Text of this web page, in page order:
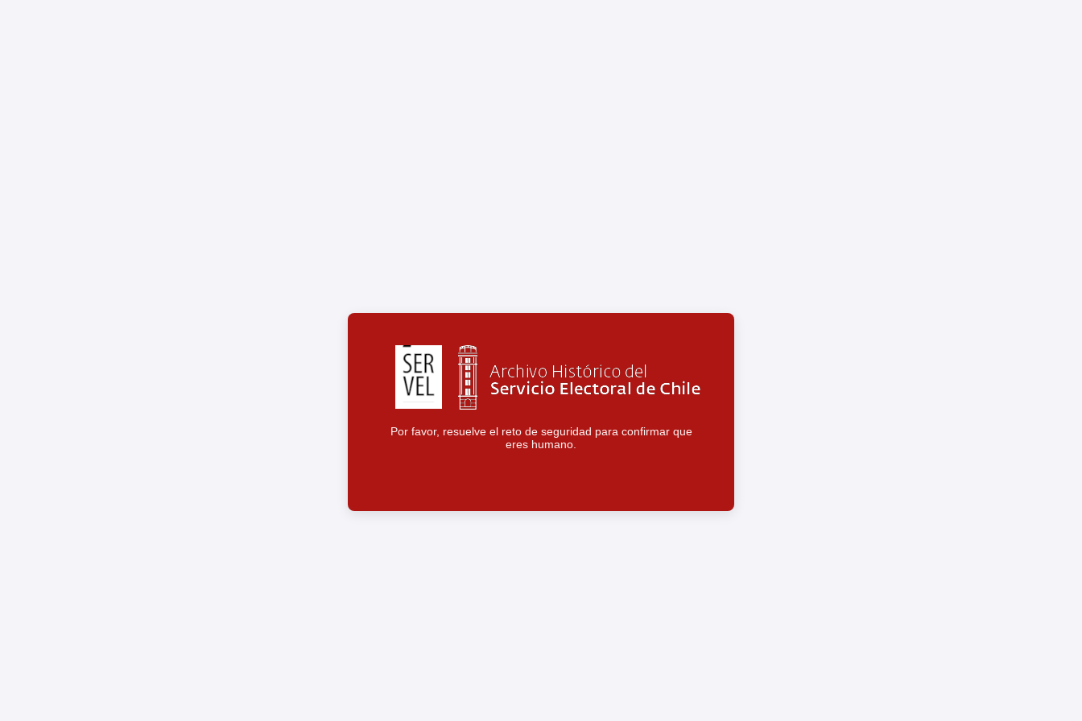
Por favor, resuelve el reto de seguridad para confirmar que
eres humano.